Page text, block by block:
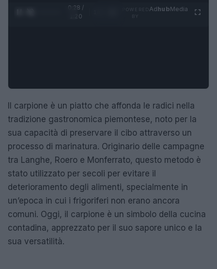
0:29 /
1:20
AdhubMedia
Il carpione è un piatto che affonda le radici nella
tradizione gastronomica piemontese, noto per la
sua capacità di preservare il cibo attraverso un
processo di marinatura. Originario delle campagne
tra Langhe, Roero e Monferrato, questo metodo è
stato utilizzato per secoli per evitare il
deterioramento degli alimenti, specialmente in
un’epoca in cui i frigoriferi non erano ancora
comuni. Oggi, il carpione è un simbolo della cucina
contadina, apprezzato per il suo sapore unico e la
sua versatilità.